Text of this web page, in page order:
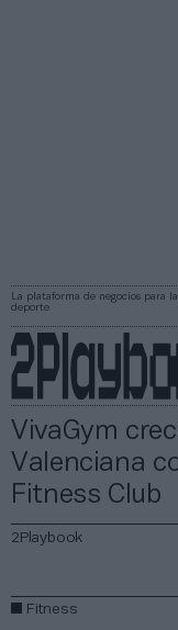
La plataforma de negocios para
deporte
VivaGym
Valenciana
Fitness Club
2Playbook
Fitness